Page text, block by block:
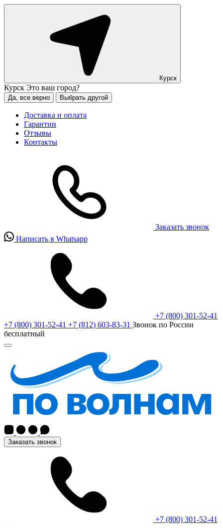
Курск
Курск Это ваш город?
Да, все верно Выбрать другой
Доставка и оплата
Гарантии
Отзывы
Контакты
Заказать звонок
Написать в Whatsapp
+7 (800) 301-52-41
+7 (800) 301-52-41 +7 (812) 603-83-31 Звонок по России
бесплатный
Заказать звонок
+7 (800) 301-52-41